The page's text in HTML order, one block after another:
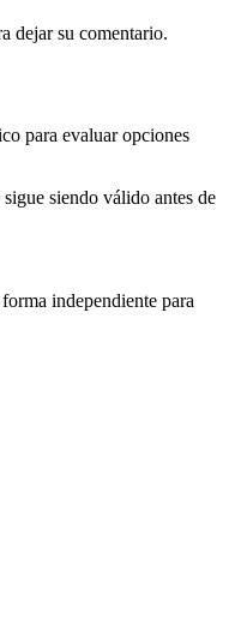
dejar su comentario.
para evaluar opciones
siendo válido antes de
independiente para